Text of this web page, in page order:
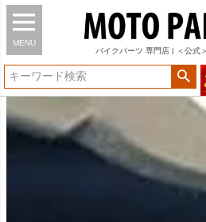
MENU
バイク パーツ 専門店 | ＜公式